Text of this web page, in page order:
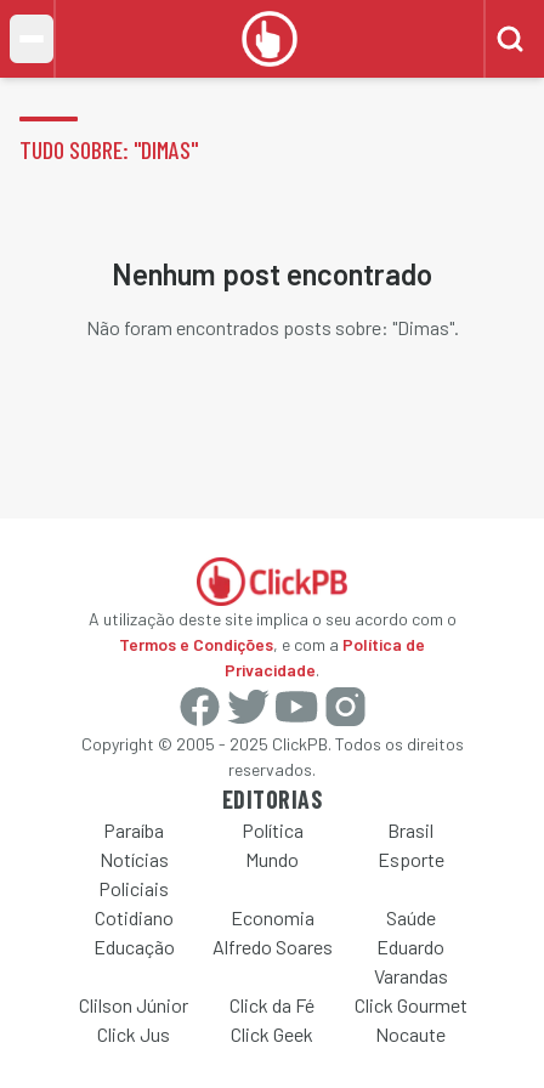
TUDO SOBRE: "DIMAS"
Nenhum post encontrado
Não foram encontrados posts sobre: "Dimas".
A utilização deste site implica o seu acordo com o
Termos e Condições, e com a Política de
Privacidade.
Copyright © 2005 - 2025 ClickPB. Todos os direitos
reservados.
EDITORIAS
Paraíba Política
Brasil
Notícias
Policiais
Mundo Esporte
Cotidiano Economia
Saúde
Educação
Alfredo Soares
Eduardo
Varandas
Clilson Júnior
Click da Fé
Click Gourmet
Click Jus
Click Geek Nocaute